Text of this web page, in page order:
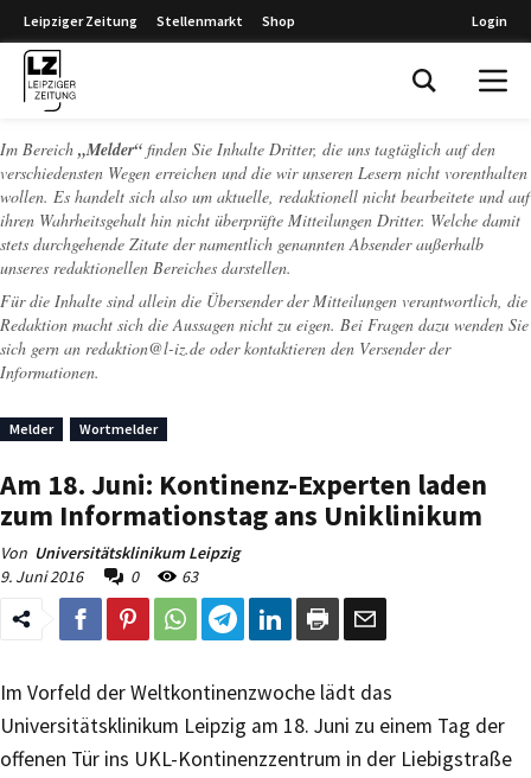
Leipziger Zeitung Stellenmarkt Shop Login
Im Bereich „Melder“ finden Sie Inhalte Dritter, die uns tagtäglich auf den
verschiedensten Wegen erreichen und die wir unseren Lesern nicht vorenthalten
wollen. Es handelt sich also um aktuelle, redaktionell nicht bearbeitete und auf
ihren Wahrheitsgehalt hin nicht überprüfte Mitteilungen Dritter. Welche damit
stets durchgehende Zitate der namentlich genannten Absender außerhalb
unseres redaktionellen Bereiches darstellen.
Für die Inhalte sind allein die Übersender der Mitteilungen verantwortlich, die
Redaktion macht sich die Aussagen nicht zu eigen. Bei Fragen dazu wenden Sie
sich gern an redaktion@l-iz.de oder kontaktieren den Versender der
Informationen.
Melder Wortmelder
Am 18. Juni: Kontinenz-Experten laden
zum Informationstag ans Uniklinikum
Von Universitätsklinikum Leipzig
9. Juni 2016
0 63
Im Vorfeld der Weltkontinenzwoche lädt das
Universitätsklinikum Leipzig am 18. Juni zu einem Tag der
offenen Tür ins UKL-Kontinenzzentrum in der Liebigstraße